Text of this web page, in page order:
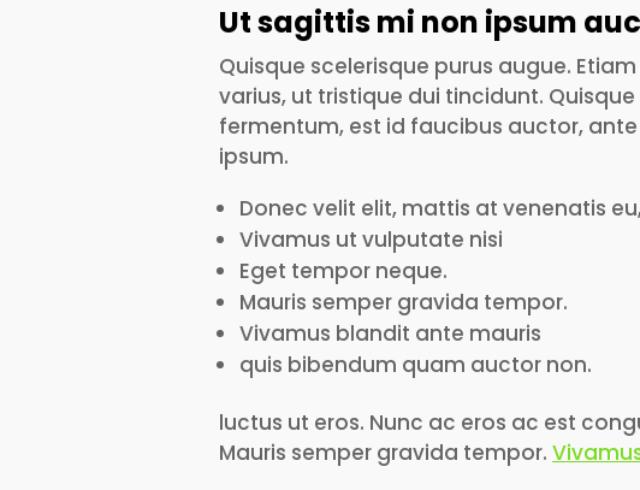
Ut sagittis mi non ipsum
Quisque scelerisque purus augue.
varius, ut tristique dui tincidunt.
fermentum, est id faucibus auctor,
ipsum.
Donec velit elit, mattis at venenatis
Vivamus ut vulputate nisi
Eget tempor neque.
Mauris semper gravida tempor.
Vivamus blandit ante mauris
quis bibendum quam auctor non.
luctus ut eros. Nunc ac eros ac est
Mauris semper gravida tempor.